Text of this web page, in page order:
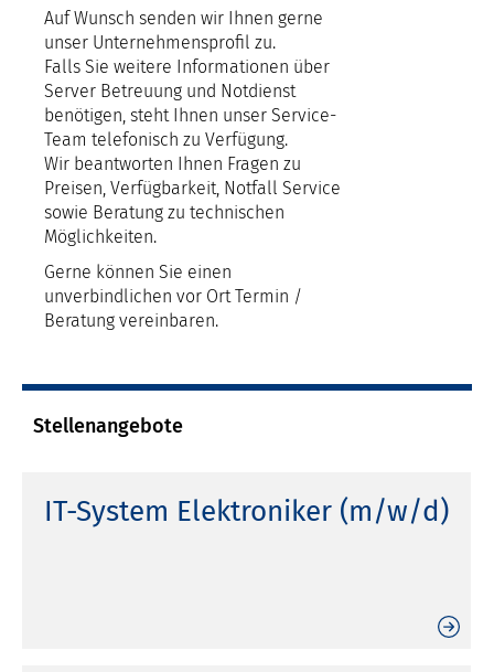
Auf Wunsch senden wir Ihnen gerne
unser Unternehmensprofil zu.
Falls Sie weitere Informationen über
Server Betreuung und Notdienst
benötigen, steht Ihnen unser Service-
Team telefonisch zu Verfügung.
Wir beantworten Ihnen Fragen zu
Preisen, Verfügbarkeit, Notfall Service
sowie Beratung zu technischen
Möglichkeiten.
Gerne können Sie einen
unverbindlichen vor Ort Termin /
Beratung vereinbaren.
Stellenangebote
IT-System Elektroniker (m/w/d)